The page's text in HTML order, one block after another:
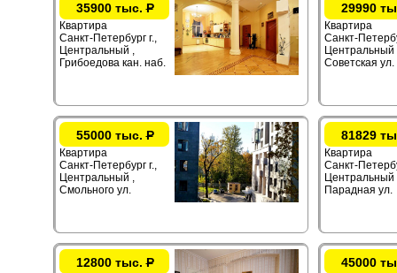
35900 тыс.Р
Квартира
Санкт-Петербург г.,
Центральный ,
Грибоедова кан. наб.
29990
Квартира
Санкт-
Центральный
Советская ул.
55000 тыс.Р
Квартира
Санкт-Петербург г.,
Центральный ,
Смольного ул.
81829
Квартира
Санкт-
Центральный
Парадная ул.
12800 тыс.Р 45000